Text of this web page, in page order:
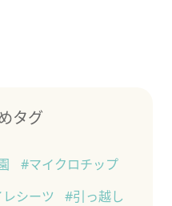
タグ
#マイクロチップ
シーツ
#引っ越し